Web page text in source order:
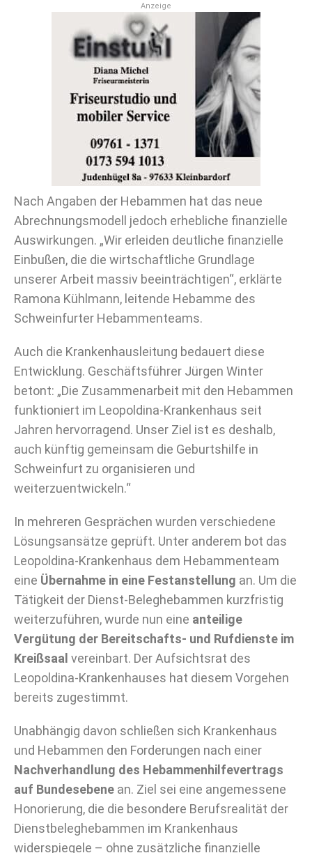
Anzeige
Nach Angaben der Hebammen hat das neue
Abrechnungsmodell jedoch erhebliche finanzielle
Auswirkungen. „Wir erleiden deutliche finanzielle
Einbußen, die die wirtschaftliche Grundlage
unserer Arbeit massiv beeinträchtigen“, erklärte
Ramona Kühlmann, leitende Hebamme des
Schweinfurter Hebammenteams.
Auch die Krankenhausleitung bedauert diese
Entwicklung. Geschäftsführer Jürgen Winter
betont: „Die Zusammenarbeit mit den Hebammen
funktioniert im Leopoldina-Krankenhaus seit
Jahren hervorragend. Unser Ziel ist es deshalb,
auch künftig gemeinsam die Geburtshilfe in
Schweinfurt zu organisieren und
weiterzuentwickeln.“
In mehreren Gesprächen wurden verschiedene
Lösungsansätze geprüft. Unter anderem bot das
Leopoldina-Krankenhaus dem Hebammenteam
eine Übernahme in eine Festanstellung an. Um die
Tätigkeit der Dienst-Beleghebammen kurzfristig
weiterzuführen, wurde nun eine anteilige
Vergütung der Bereitschafts- und Rufdienste im
Kreißsaal vereinbart. Der Aufsichtsrat des
Leopoldina-Krankenhauses hat diesem Vorgehen
bereits zugestimmt.
Unabhängig davon schließen sich Krankenhaus
und Hebammen den Forderungen nach einer
Nachverhandlung des Hebammenhilfevertrags
auf Bundesebene an. Ziel sei eine angemessene
Honorierung, die die besondere Berufsrealität der
Dienstbeleghebammen im Krankenhaus
widerspiegele – ohne zusätzliche finanzielle